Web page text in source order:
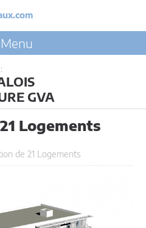
Menu
GVA
Logements
de 21 Logements